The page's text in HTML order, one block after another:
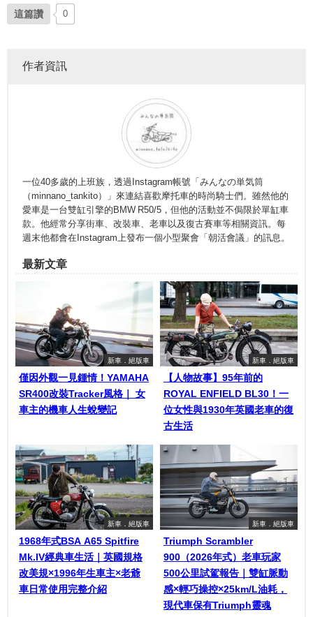
這篇讚 0
作者資訊
一位40多歲的上班族，透過Instagram帳號「みんなの単気筒
（minnano_tankito）」來連結喜歡摩托車的時尚騎士們。雖然他的
愛車是一台雙缸引擎的BMW R50/5，但他的活動並不侷限於單缸車
款。他經常分享街車、改裝車、老車以及復古賽車等相關資訊。每
週末他都會在Instagram上發布一個小型聚會「朝活會議」的訊息。
最新文章
新車．絕版車
僅因外觀一見鍾情！YAMAHA
SR400改裝Tracker風格｜ 女
車主的機車人生蛻變記
新車．絕版車
【人物故事】95年前的
ROYAL ENFIELD BL30！一
位女性與1930年英國老車的復
古生活
新車．絕版車
1968年式BSA A65 Spitfire
Mk.IV經典車生活｜英國規格
改美規×1996年生車主×老爺
車日常使用完整介紹
新車．絕版車
Triumph Scrambler
900（2026年式）老車玩家
500公里試駕報告｜雙缸脈動
感×輕巧操控×25km/L油耗，
現代車保有Triumph靈魂